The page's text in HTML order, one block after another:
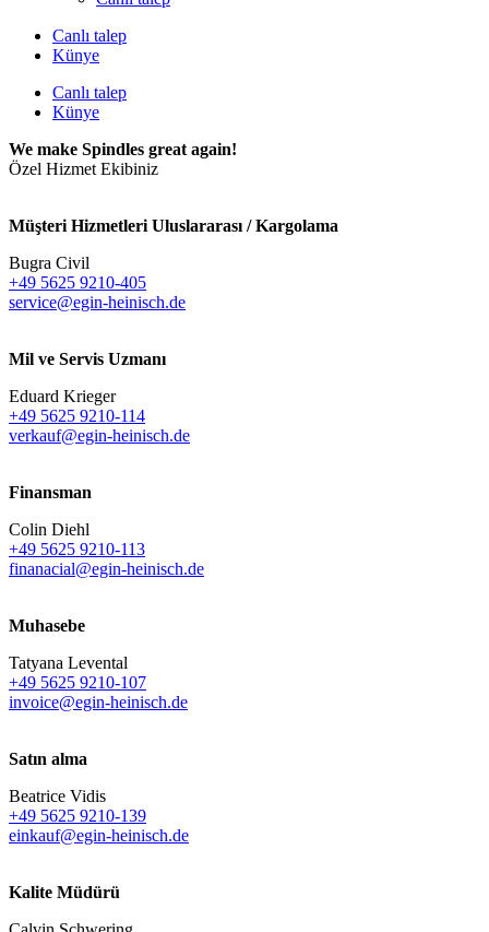
Canlı talep
Künye
Canlı talep
Künye
We make Spindles great again!
Özel Hizmet Ekibiniz
Müşteri Hizmetleri Uluslararası / Kargolama
Bugra Civil
+49 5625 9210-405
service@egin-heinisch.de
Mil ve Servis Uzmanı
Eduard Krieger
+49 5625 9210-114
verkauf@egin-heinisch.de
Finansman
Colin Diehl
+49 5625 9210-113
finanacial@egin-heinisch.de
Muhasebe
Tatyana Levental
+49 5625 9210-107
invoice@egin-heinisch.de
Satın alma
Beatrice Vidis
+49 5625 9210-139
einkauf@egin-heinisch.de
Kalite Müdürü